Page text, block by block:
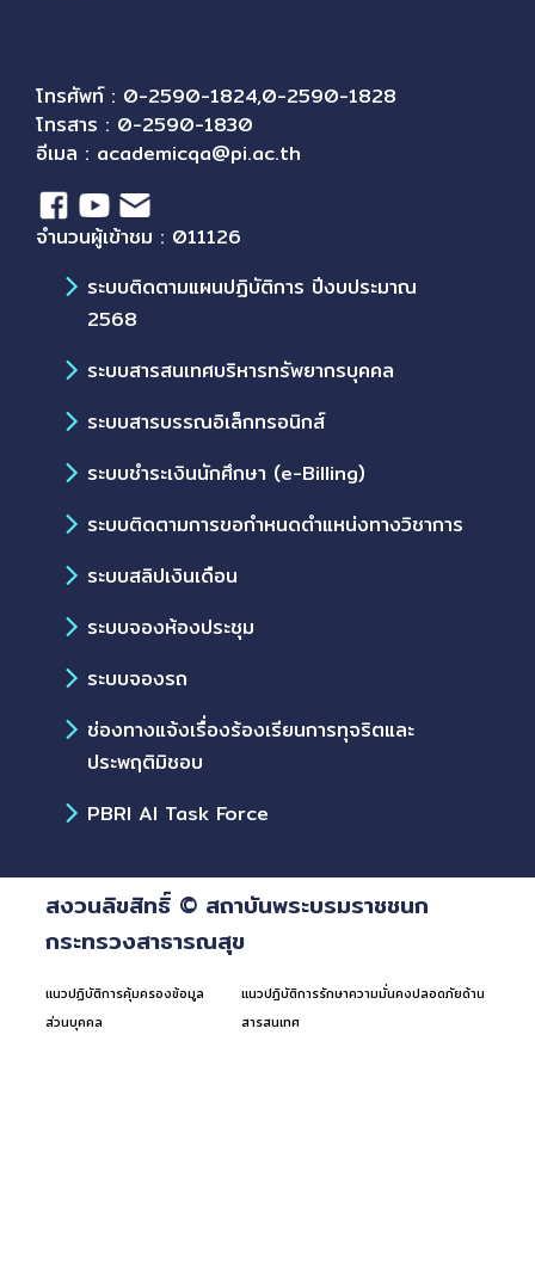
โทรศัพท์ : 0-2590-1824,0-2590-1828
โทรสาร : 0-2590-1830
อีเมล : academicqa@pi.ac.th
จำนวนผู้เข้าชม : 011126
ระบบติดตามแผนปฏิบัติการ ปีงบประมาณ
2568
ระบบสารสนเทศบริหารทรัพยากรบุคคล
ระบบสารบรรณอิเล็กทรอนิกส์
ระบบชำระเงินนักศึกษา (e-Billing)
ระบบติดตามการขอกำหนดตำแหน่งทางวิชาการ
ระบบสลิปเงินเดือน
ระบบจองห้องประชุม
ระบบจองรถ
ช่องทางแจ้งเรื่องร้องเรียนการทุจริตและ
ประพฤติมิชอบ
PBRI AI Task Force
สงวนลิขสิทธิ์ © สถาบันพระบรมราชชนก
กระทรวงสาธารณสุข
แนวปฏิบัติการคุ้มครองข้อมูล
ส่วนบุคคล
แนวปฏิบัติการรักษาความมั่นคงปลอดภัยด้าน
สารสนเทศ